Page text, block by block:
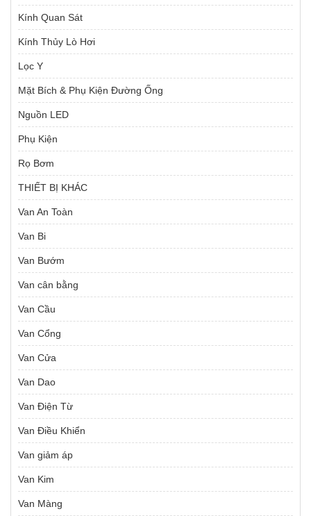
Kính Quan Sát
Kính Thủy Lò Hơi
Lọc Y
Mặt Bích & Phụ Kiện Đường Ống
Nguồn LED
Phụ Kiện
Rọ Bơm
THIẾT BỊ KHÁC
Van An Toàn
Van Bi
Van Bướm
Van cân bằng
Van Cầu
Van Cổng
Van Cửa
Van Dao
Van Điện Từ
Van Điều Khiển
Van giảm áp
Van Kim
Van Màng